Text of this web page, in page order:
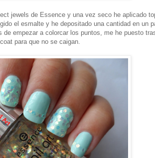
jewels de Essence y una vez seco he aplicado
el esmalte y he depositado una cantidad en un
empezar a colorcar los puntos, me he puesto
para que no se caigan.